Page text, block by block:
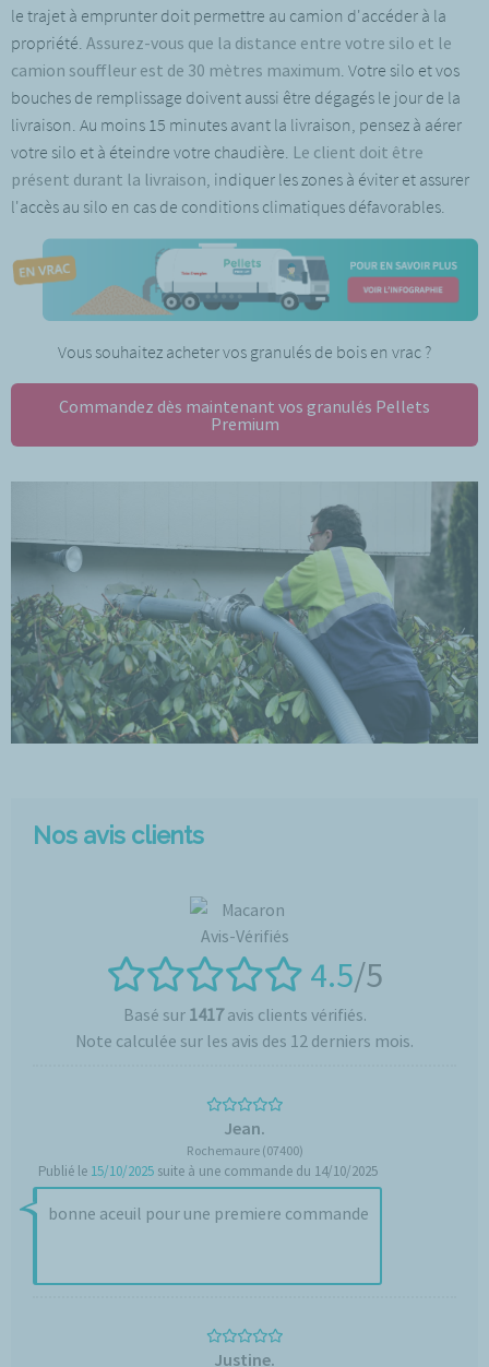
le trajet à emprunter doit permettre au camion d'accéder à la
propriété. Assurez-vous que la distance entre votre silo et le
camion souffleur est de 30 mètres maximum . Votre silo et vos
bouches de remplissage doivent aussi être dégagés le jour de la
livraison. Au moins 15 minutes avant la livraison, pensez à aérer
votre silo et à éteindre votre chaudière. Le client doit être
présent durant la livraison , indiquer les zones à éviter et assurer
l'accès au silo en cas de conditions climatiques défavorables.
Vous souhaitez acheter vos granulés de bois en vrac ?
Commandez dès maintenant vos granulés Pellets
Premium
Nos avis clients
4.5/5
Basé sur 1417avis clients vérifiés.
Note calculée sur les avis des 12 derniers mois.
Jean.
Rochemaure (07400)
Publié le 15/10/2025suite à une commande du 14/10/2025
bonne aceuil pour une premiere commande
Justine.